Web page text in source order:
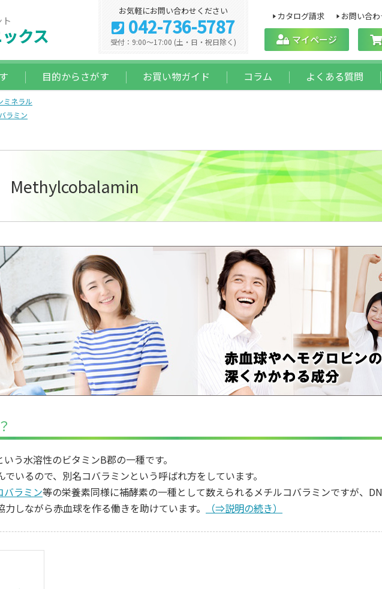
クス マイページ
目的からさがす お買い物ガイド コラム よくある質問
カタログ請求 お問い合
お気軽にお問い合わせください
042-736-5787
受付：9:00～17:00 (土・日・祝日除く)
ミネラル
ラミン
Methylcobalamin
いう水溶性のビタミンB郡の一種です。
いるので、別名コバラミンという呼ばれ方をしています。
バラミン等の栄養素同様に補酵素の一種として数えられるメチルコバラミンですが、
しながら赤血球を作る働きを助けています。
（⇒説明の続き）